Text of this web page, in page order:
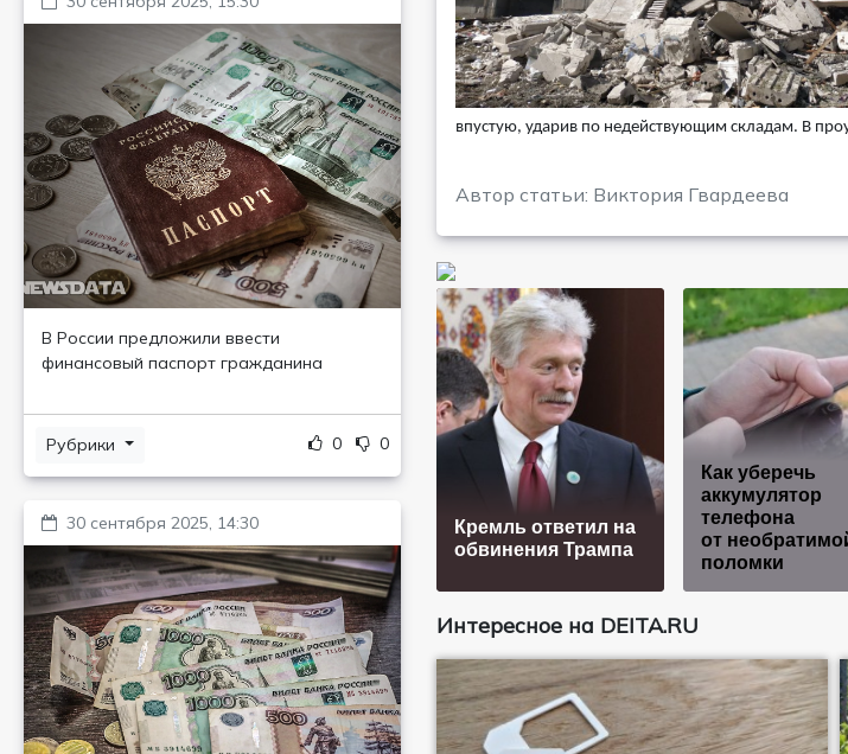
В России предложили ввести
финансовый паспорт гражданина
Рубрики 0 0
30 сентября 2025, 14:30
впустую, ударив по недействующим складам. В
Автор статьи: Виктория Гвардеева
Кремль ответил на
обвинения Трампа
Как уберечь
аккумулятор
телефона
от
поломки
Интересное на DEITA.RU